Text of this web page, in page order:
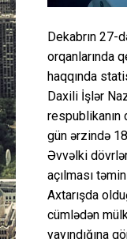
Dekabrın 27-
orqanlarında
haqqında
Daxili İşlər
respublikanın
gün ərzində
Əvvəlki
açılması
Axtarışda
cümlədən
yayındığına